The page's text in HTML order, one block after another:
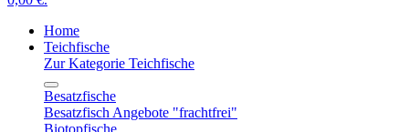
Home
Teichfische
Zur Kategorie Teichfische
Besatzfische
Besatzfisch Angebote "frachtfrei"
Biotopfische